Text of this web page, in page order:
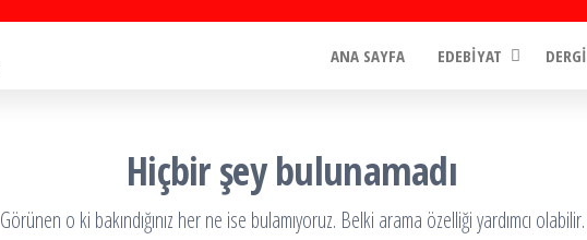
ANA SAYFA EDEBİYAT DERGİ
Hiçbir şey bulunamadı
Görünen o ki bakındığınız her ne ise bulamıyoruz. Belki arama özelliği yardımcı olabilir.